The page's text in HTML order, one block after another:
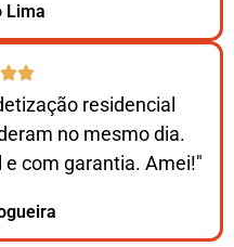
Lima
residencial
no mesmo dia.
com garantia. Amei!"